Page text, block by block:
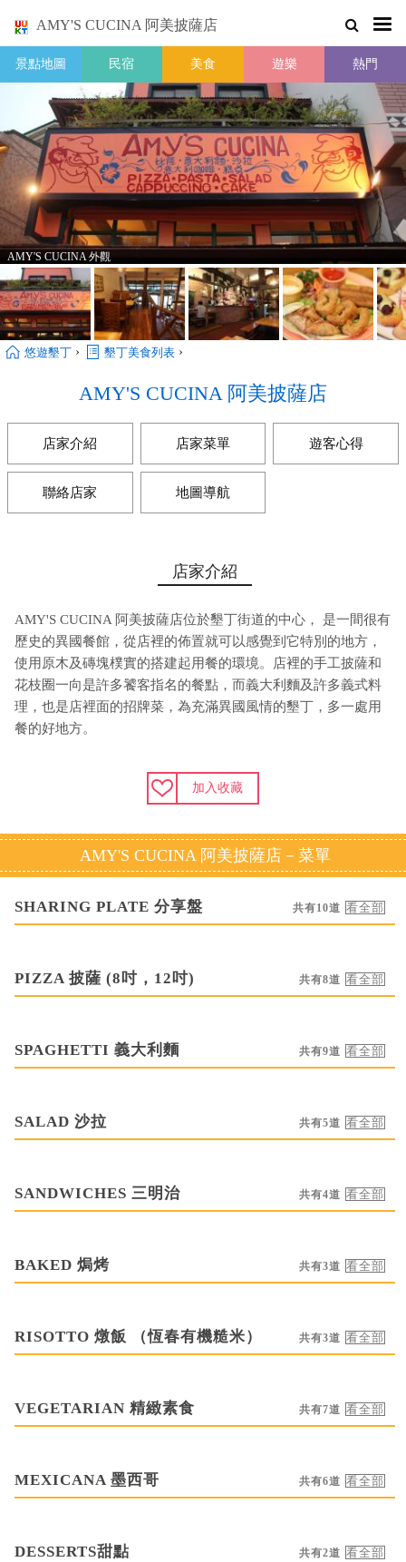
AMY'S CUCINA 阿美披薩店
景點地圖 民宿 美食 遊樂 熱門
AMY'S CUCINA 外觀
悠遊墾丁 › 墾丁美食列表 ›
AMY'S CUCINA 阿美披薩店
店家介紹 店家菜單 遊客心得
聯絡店家 地圖導航
店家介紹
AMY'S CUCINA 阿美披薩店位於墾丁街道的中心， 是一間很有
歷史的異國餐館，從店裡的佈置就可以感覺到它特別的地方，
使用原木及磚塊樸實的搭建起用餐的環境。店裡的手工披薩和
花枝圈一向是許多饕客指名的餐點，而義大利麵及許多義式料
理，也是店裡面的招牌菜，為充滿異國風情的墾丁，多一處用
餐的好地方。
加入收藏
AMY'S CUCINA 阿美披薩店－菜單
SHARING PLATE 分享盤 共有10道
PIZZA 披薩 (8吋，12吋) 共有8道
SPAGHETTI 義大利麵 共有9道
SALAD 沙拉 共有5道
SANDWICHES 三明治 共有4道
BAKED 焗烤 共有3道
RISOTTO 燉飯 （恆春有機糙米） 共有3道
VEGETARIAN 精緻素食 共有7道
MEXICANA 墨西哥 共有6道
DESSERTS甜點 共有2道